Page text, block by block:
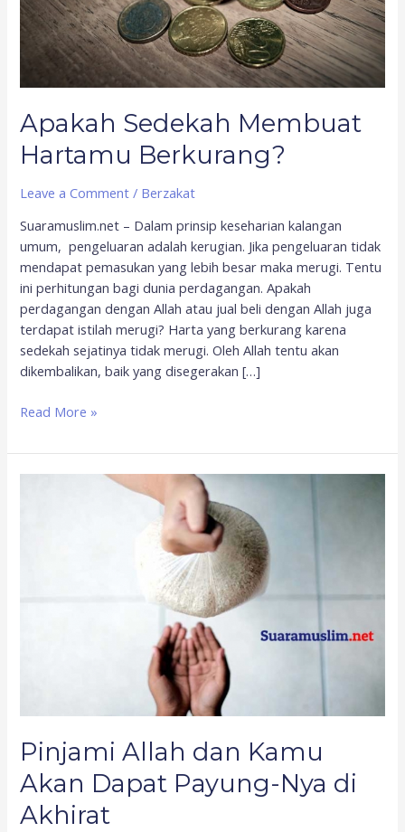
Apakah Sedekah Membuat
Hartamu Berkurang?
Leave a Comment / Berzakat
Suaramuslim.net – Dalam prinsip keseharian kalangan
umum, pengeluaran adalah kerugian. Jika pengeluaran tidak
mendapat pemasukan yang lebih besar maka merugi. Tentu
ini perhitungan bagi dunia perdagangan. Apakah
perdagangan dengan Allah atau jual beli dengan Allah juga
terdapat istilah merugi? Harta yang berkurang karena
sedekah sejatinya tidak merugi. Oleh Allah tentu akan
dikembalikan, baik yang disegerakan […]
Read More »
Pinjami Allah dan Kamu
Akan Dapat Payung-Nya di
Akhirat